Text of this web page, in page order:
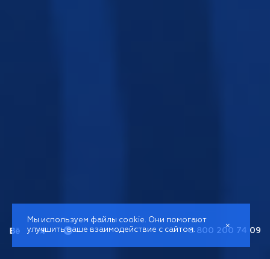
8 800 200 74 09
Мы используем файлы cookie. Они помогают
улучшить ваше взаимодействие с сайтом.
×